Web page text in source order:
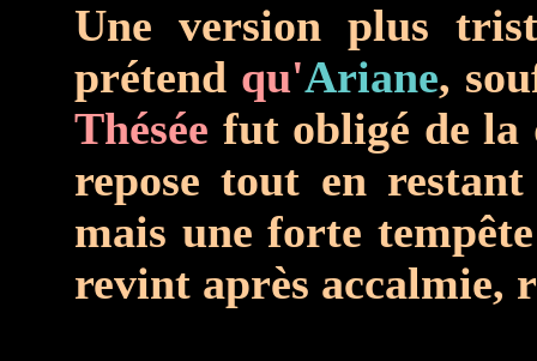
Une version plus
prétend qu'Ariane,
Thésée fut obligé de la
repose tout en
mais une forte
revint après accalmie,